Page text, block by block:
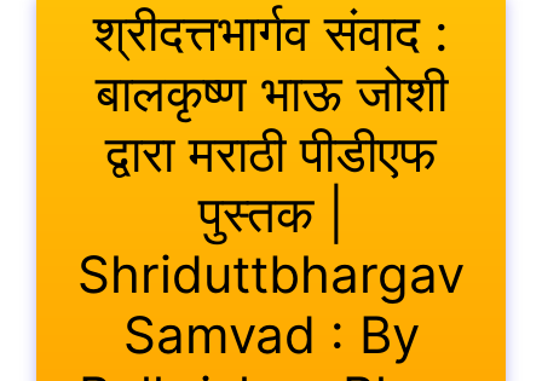
श्रीदत्तभार्गव संवाद :
बालकृष्ण भाऊ जोशी
द्वारा मराठी पीडीएफ
पुस्तक |
Shriduttbhargav
Samvad : By